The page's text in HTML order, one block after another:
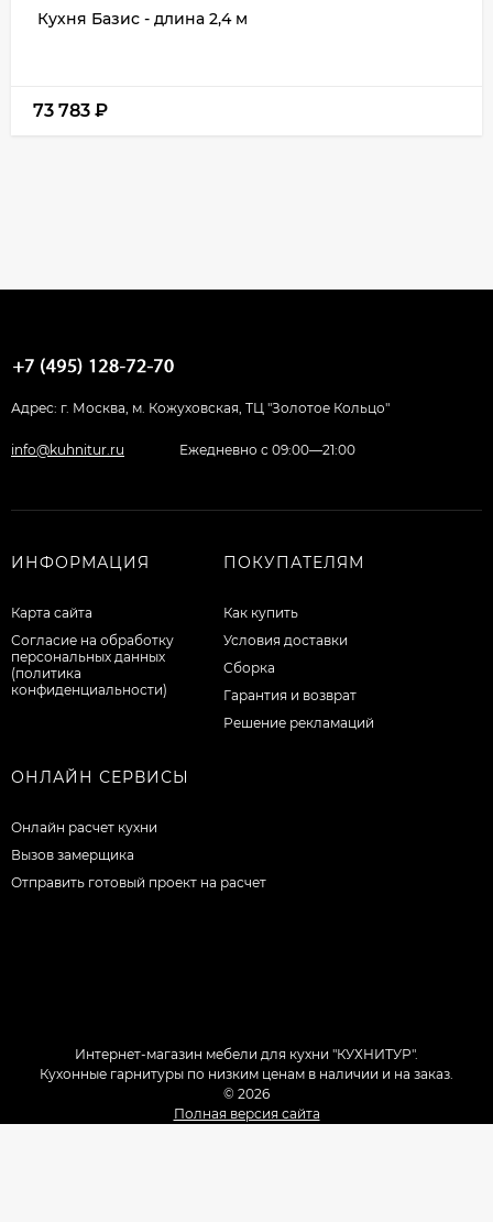
Кухня Базис - длина 2,4 м
73 783 ₽
Адрес: г. Москва, м. Кожуховская, ТЦ "Золотое Кольцо"
info@kuhnitur.ru Ежедневно с 09:00—21:00
ИНФОРМАЦИЯ
Карта сайта
Согласие на обработку
персональных данных
(политика
конфиденциальности)
ПОКУПАТЕЛЯМ
Как купить
Условия доставки
Сборка
Гарантия и возврат
Решение рекламаций
ОНЛАЙН СЕРВИСЫ
Онлайн расчет кухни
Вызов замерщика
Отправить готовый проект на расчет
Интернет-магазин мебели для кухни "КУХНИТУР".
Кухонные гарнитуры по низким ценам в наличии и на заказ.
© 2026
Полная версия сайта